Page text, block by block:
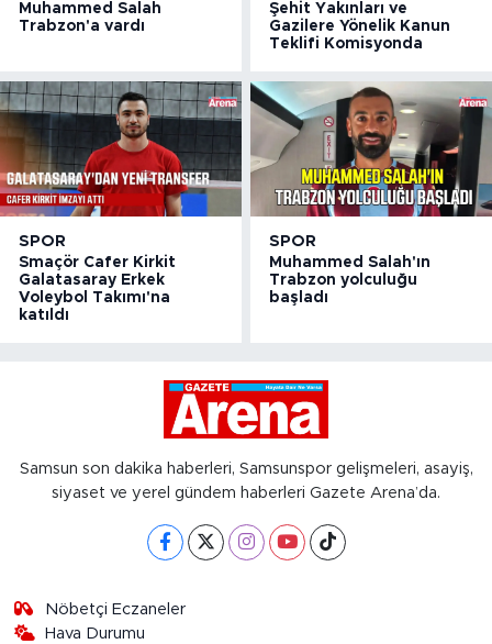
Muhammed Salah
Trabzon'a vardı
Şehit Yakınları ve
Gazilere Yönelik Kanun
Teklifi Komisyonda
SPOR
Smaçör Cafer Kirkit
Galatasaray Erkek
Voleybol Takımı'na
katıldı
SPOR
Muhammed Salah'ın
Trabzon yolculuğu
başladı
Samsun son dakika haberleri, Samsunspor gelişmeleri, asayiş,
siyaset ve yerel gündem haberleri Gazete Arena’da.
Nöbetçi Eczaneler
Hava Durumu